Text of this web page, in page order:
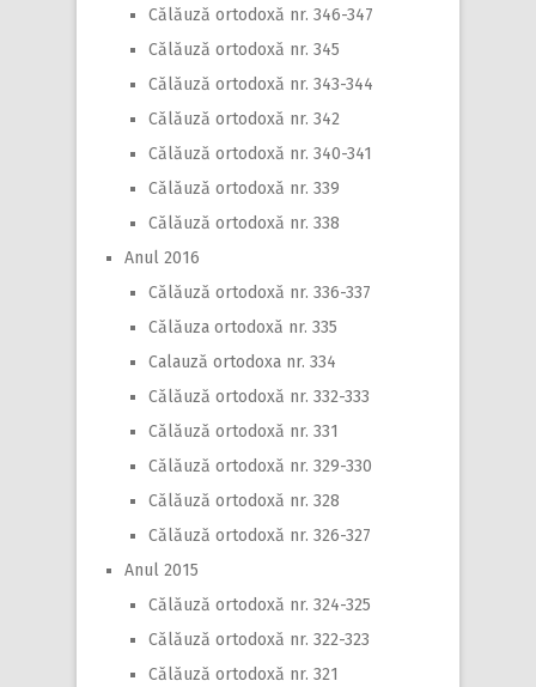
Călăuză ortodoxă nr. 346-347
Călăuză ortodoxă nr. 345
Călăuză ortodoxă nr. 343-344
Călăuză ortodoxă nr. 342
Călăuză ortodoxă nr. 340-341
Călăuză ortodoxă nr. 339
Călăuză ortodoxă nr. 338
Anul 2016
Călăuză ortodoxă nr. 336-337
Călăuza ortodoxă nr. 335
Calauză ortodoxa nr. 334
Călăuză ortodoxă nr. 332-333
Călăuză ortodoxă nr. 331
Călăuză ortodoxă nr. 329-330
Călăuză ortodoxă nr. 328
Călăuză ortodoxă nr. 326-327
Anul 2015
Călăuză ortodoxă nr. 324-325
Călăuză ortodoxă nr. 322-323
Călăuză ortodoxă nr. 321